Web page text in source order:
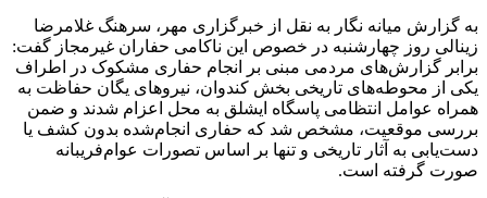
به گزارش میانه نگار به نقل از خبرگزاری مهر، سرهنگ غلامرضا
زینالی روز چهارشنبه در خصوص این ناکامی حفاران غیرمجاز گفت:
برابر گزارش‌های مردمی مبنی بر انجام حفاری مشکوک در اطراف
یکی از محوطه‌های تاریخی بخش کندوان، نیروهای یگان حفاظت به
همراه عوامل انتظامی پاسگاه ایشلق به محل اعزام شدند و ضمن
بررسی موقعیت، مشخص شد که حفاری انجام‌شده بدون کشف یا
دست‌یابی به آثار تاریخی و تنها بر اساس تصورات عوام‌فریبانه
صورت گرفته است.